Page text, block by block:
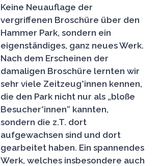
Keine Neuauflage der
vergriffenen Broschüre über den
Hammer Park, sondern ein
eigenständiges, ganz neues Werk.
Nach dem Erscheinen der
damaligen Broschüre lernten wir
sehr viele Zeitzeug*innen kennen,
die den Park nicht nur als „bloße
Besucher*innen” kannten,
sondern die z.T. dort
aufgewachsen sind und dort
gearbeitet haben. Ein spannendes
Werk, welches insbesondere auch